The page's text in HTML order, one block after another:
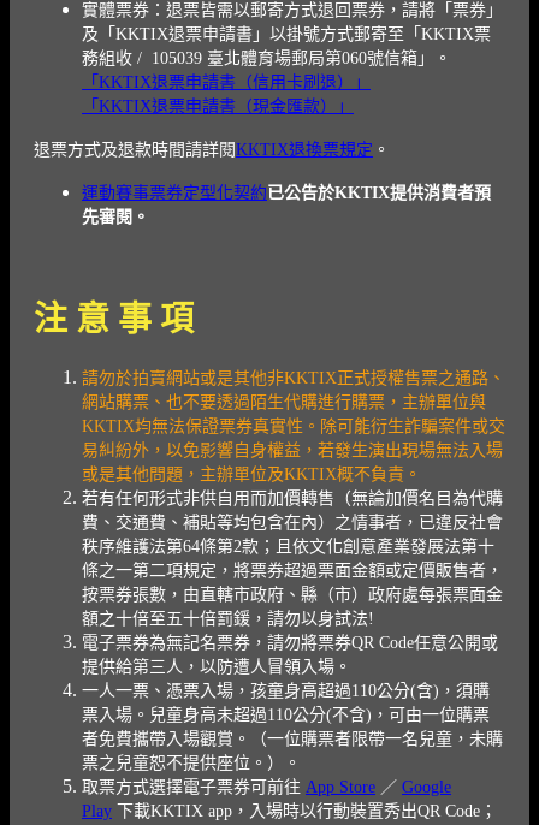
實體票券：退票皆需以郵寄方式退回票券，請將「票券」
及「KKTIX退票申請書」以掛號方式郵寄至「KKTIX票
務組收 / 105039 臺北體育場郵局第060號信箱」。
「KKTIX退票申請書（信用卡刷退）」
「KKTIX退票申請書（現金匯款）」
退票方式及退款時間請詳閱KKTIX退換票規定 。
運動賽事票券定型化契約 已公告於KKTIX提供消費者預
先審閱。
注 意 事 項
請勿於拍賣網站或是其他非KKTIX正式授權售票之通路、
網站購票、也不要透過陌生代購進行購票，主辦單位與
KKTIX均無法保證票券真實性。除可能衍生詐騙案件或交
易糾紛外，以免影響自身權益，若發生演出現場無法入場
或是其他問題，主辦單位及KKTIX概不負責。
若有任何形式非供自用而加價轉售（無論加價名目為代購
費、交通費、補貼等均包含在內）之情事者，已違反社會
秩序維護法第64條第2款；且依文化創意產業發展法第十
條之一第二項規定，將票券超過票面金額或定價販售者，
按票券張數，由直轄市政府、縣（市）政府處每張票面金
額之十倍至五十倍罰鍰，請勿以身試法!
電子票券為無記名票券，請勿將票券QR Code任意公開或
提供給第三人，以防遭人冒領入場。
一人一票、憑票入場，孩童身高超過110公分(含)，須購
票入場。兒童身高未超過110公分(不含)，可由一位購票
者免費攜帶入場觀賞。（一位購票者限帶一名兒童，未購
票之兒童恕不提供座位。）。
取票方式選擇電子票券可前往 App Store ／ Google
Play 下載KKTIX app，入場時以行動裝置秀出QR Code；